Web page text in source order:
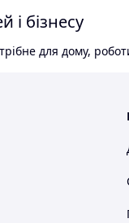
бізнесу
для дому,